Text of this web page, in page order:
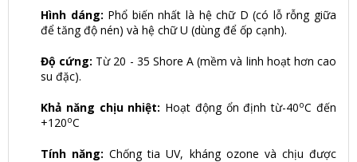
Hình dáng: Phổ biến nhất là hệ chữ D (có lỗ rỗng giữa
để tăng độ nén) và hệ chữ U (dùng để ốp cạnh).
Độ cứng: Từ 20 - 35 Shore A (mềm và linh hoạt hơn cao
su đặc).
Khả năng chịu nhiệt: Hoạt động ổn định từ-40oC đến
+120oC
Tính năng: Chống tia UV, kháng ozone và chịu được